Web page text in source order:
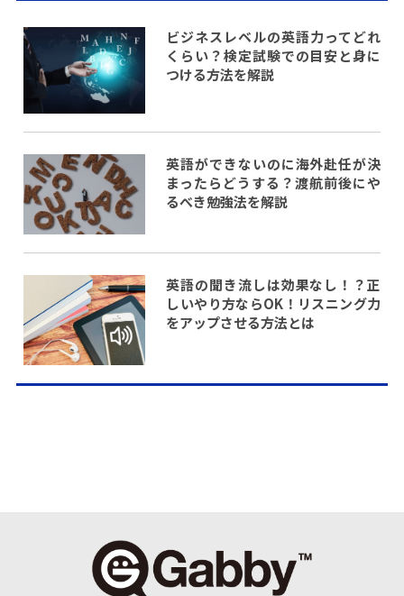
ビジネスレベルの英語力ってどれ
くらい？検定試験での目安と身に
つける方法を解説
英語ができないのに海外赴任が決
まったらどうする？渡航前後にや
るべき勉強法を解説
英語の聞き流しは効果なし！？正
しいやり方ならOK！リスニング力
をアップさせる方法とは